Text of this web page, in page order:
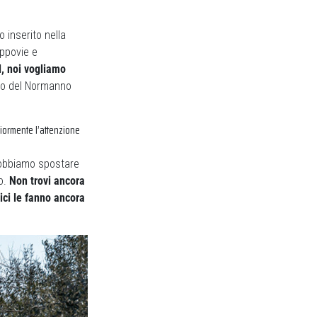
inserito nella
e
noi vogliamo
del Normanno
l’attenzione
spostare
Non trovi ancora
le fanno ancora